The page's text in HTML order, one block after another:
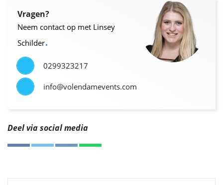
Vragen?
Neem contact op met Linsey
Schilder.
0299323217
info@volendamevents.com
Deel via social media